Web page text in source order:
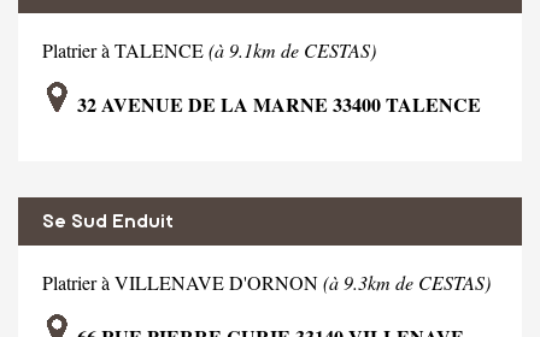
Platrier à TALENCE(à 9.1km de CESTAS)
32 AVENUE DE LA MARNE 33400 TALENCE
Se Sud Enduit
Platrier à VILLENAVE D'ORNON(à 9.3km de CESTAS)